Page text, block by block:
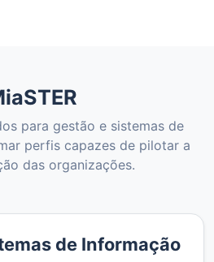
para gestão e sistemas de
perfis capazes de pilotar a
das organizações.
de Informação